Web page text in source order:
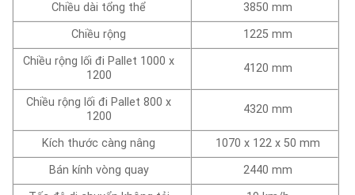
Chiều dài tổng thể
3850 mm
Chiều rộng
1225 mm
Chiều rộng lối đi Pallet 1000 x
1200
4120 mm
Chiều rộng lối đi Pallet 800 x
1200
4320 mm
Kích thước càng nâng
1070 x 122 x 50 mm
Bán kính vòng quay
2440 mm